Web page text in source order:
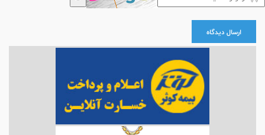
ارسال دیدگاه